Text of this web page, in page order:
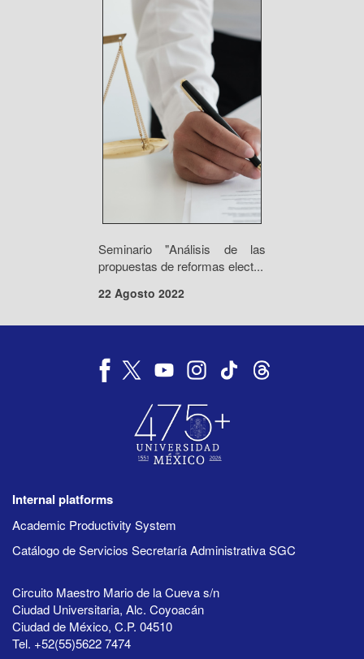
Seminario "Análisis de las
propuestas de reformas elect...
22 Agosto 2022
Internal platforms
Academic Productivity System
Catálogo de Servicios Secretaría Administrativa SGC
Circuito Maestro Mario de la Cueva s/n
Ciudad Universitaria, Alc. Coyoacán
Ciudad de México, C.P. 04510
Tel. +52(55)5622 7474